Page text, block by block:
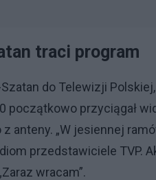
traci program
do Telewizji Polskiej,
początkowo przyciągał
anteny. „W jesiennej
przedstawiciele TVP.
wracam”.